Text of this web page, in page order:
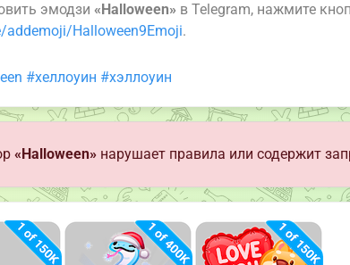
эмодзи «Halloween» в Telegram, нажмите
addemoji/Halloween9Emoji.
#хеллоуин #хэллоуин
«Halloween» нарушает правила или содержит